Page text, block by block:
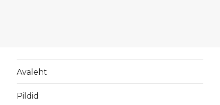
Avaleht
Pildid